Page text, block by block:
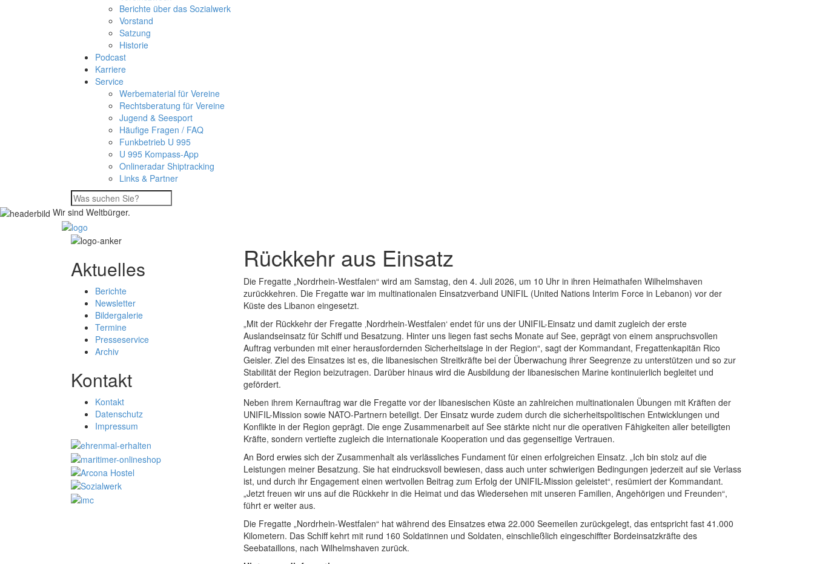
Berichte über das Sozialwerk
Vorstand
Satzung
Historie
Podcast
Karriere
Service
Werbematerial für Vereine
Rechtsberatung für Vereine
Jugend & Seesport
Häufige Fragen / FAQ
Funkbetrieb U 995
U 995 Kompass-App
Onlineradar Shiptracking
Links & Partner
Wir sind Weltbürger.
Aktuelles
Berichte
Newsletter
Bildergalerie
Termine
Presseservice
Archiv
Kontakt
Kontakt
Datenschutz
Impressum
Rückkehr aus Einsatz
Die Fregatte „Nordrhein-Westfalen“ wird am Samstag, den 4. Juli 2026, um 10 Uhr in ihren Heimathafen Wilhelmshaven
zurückkehren. Die Fregatte war im multinationalen Einsatzverband UNIFIL (United Nations Interim Force in Lebanon) vor der
Küste des Libanon eingesetzt.
„Mit der Rückkehr der Fregatte ‚Nordrhein-Westfalen‘ endet für uns der UNIFIL-Einsatz und damit zugleich der erste
Auslandseinsatz für Schiff und Besatzung. Hinter uns liegen fast sechs Monate auf See, geprägt von einem anspruchsvollen
Auftrag verbunden mit einer herausfordernden Sicherheitslage in der Region“, sagt der Kommandant, Fregattenkapitän Rico
Geisler. Ziel des Einsatzes ist es, die libanesischen Streitkräfte bei der Überwachung ihrer Seegrenze zu unterstützen und so zur
Stabilität der Region beizutragen. Darüber hinaus wird die Ausbildung der libanesischen Marine kontinuierlich begleitet und
gefördert.
Neben ihrem Kernauftrag war die Fregatte vor der libanesischen Küste an zahlreichen multinationalen Übungen mit Kräften der
UNIFIL-Mission sowie NATO-Partnern beteiligt. Der Einsatz wurde zudem durch die sicherheitspolitischen Entwicklungen und
Konflikte in der Region geprägt. Die enge Zusammenarbeit auf See stärkte nicht nur die operativen Fähigkeiten aller beteiligten
Kräfte, sondern vertiefte zugleich die internationale Kooperation und das gegenseitige Vertrauen.
An Bord erwies sich der Zusammenhalt als verlässliches Fundament für einen erfolgreichen Einsatz. „Ich bin stolz auf die
Leistungen meiner Besatzung. Sie hat eindrucksvoll bewiesen, dass auch unter schwierigen Bedingungen jederzeit auf sie Verlass
ist, und durch ihr Engagement einen wertvollen Beitrag zum Erfolg der UNIFIL-Mission geleistet“, resümiert der Kommandant.
„Jetzt freuen wir uns auf die Rückkehr in die Heimat und das Wiedersehen mit unseren Familien, Angehörigen und Freunden“,
führt er weiter aus.
Die Fregatte „Nordrhein-Westfalen“ hat während des Einsatzes etwa 22.000 Seemeilen zurückgelegt, das entspricht fast 41.000
Kilometern. Das Schiff kehrt mit rund 160 Soldatinnen und Soldaten, einschließlich eingeschiffter Bordeinsatzkräfte des
Seebataillons, nach Wilhelmshaven zurück.